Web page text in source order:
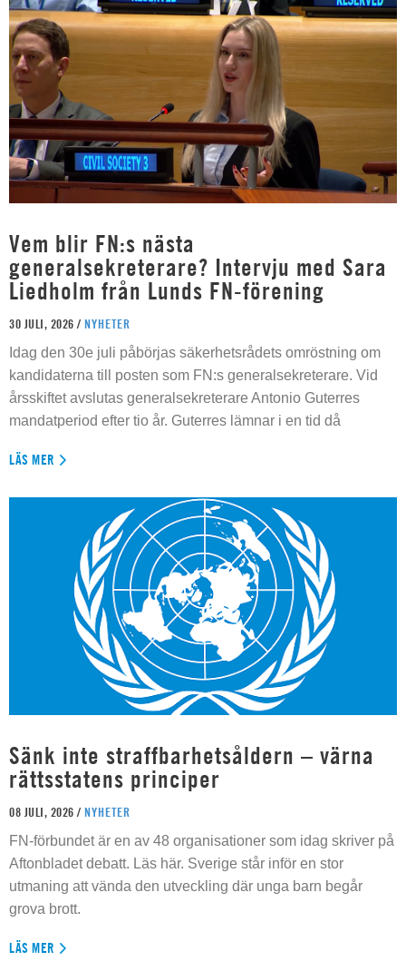
Vem blir FN:s nästa
generalsekreterare? Intervju med Sara
Liedholm från Lunds FN-förening
30 JULI, 2026 / NYHETER
Idag den 30e juli påbörjas säkerhetsrådets omröstning om
kandidaterna till posten som FN:s generalsekreterare. Vid
årsskiftet avslutas generalsekreterare Antonio Guterres
mandatperiod efter tio år. Guterres lämnar i en tid då
LÄS MER
Sänk inte straffbarhetsåldern – värna
rättsstatens principer
08 JULI, 2026 / NYHETER
FN-förbundet är en av 48 organisationer som idag skriver på
Aftonbladet debatt. Läs här. Sverige står inför en stor
utmaning att vända den utveckling där unga barn begår
grova brott.
LÄS MER